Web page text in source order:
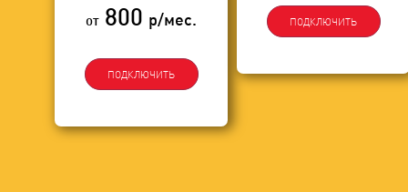
от 800 р/мес.
ПОДКЛЮЧИТЬ
ПОДКЛЮЧИТЬ